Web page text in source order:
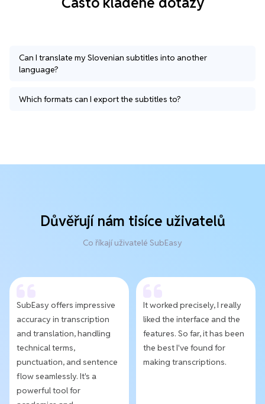
Can I translate my Slovenian subtitles into another
language?
Which formats can I export the subtitles to?
Důvěřují nám tisíce uživatelů
Co říkají uživatelé SubEasy
SubEasy offers impressive
accuracy in transcription
and translation, handling
technical terms,
punctuation, and sentence
flow seamlessly. It's a
powerful tool for
It worked precisely, I really
liked the interface and the
features. So far, it has been
the best I've found for
making transcriptions.